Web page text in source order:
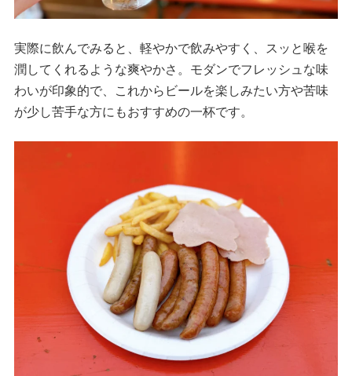
実際に飲んでみると、軽やかで飲みやすく、スッと喉を
潤してくれるような爽やかさ。モダンでフレッシュな味
わいが印象的で、これからビールを楽しみたい方や苦味
が少し苦手な方にもおすすめの一杯です。